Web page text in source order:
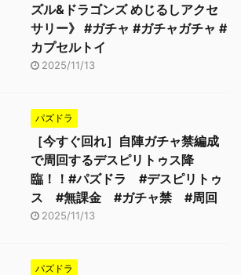
ズル&ドラゴンズ めじるしアクセ
サリー》 #ガチャ #ガチャガチャ #
カプセルトイ
2025/11/13
パズドラ
［今すぐ回れ］自陣ガチャ禁編成
で周回するデスピリトゥス降
臨！！#パズドラ #デスピリトゥ
ス #無課金 #ガチャ禁 #周回
2025/11/13
パズドラ